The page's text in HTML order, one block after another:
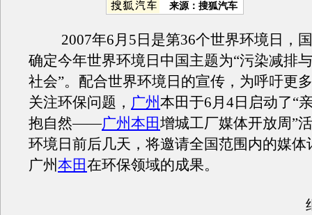
来源：搜狐汽车
2007年6月5日是第36个世界环境日，
确定今年世界环境日中国主题为“污染减排
社会”。配合世界环境日的宣传，为呼吁更
关注环保问题， 广州本田于6月4日启动了“
抱自然——广州本田增城工厂媒体开放周”
环境日前后几天，将邀请全国范围内的媒体
广州本田在环保领域的成果。